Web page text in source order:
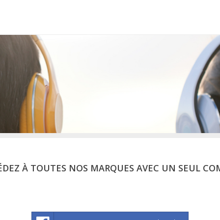
À TOUTES NOS MARQUES AVEC UN SEUL